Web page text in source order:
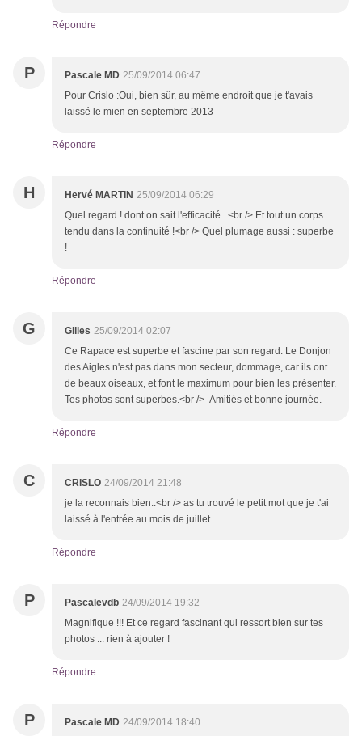
Répondre
P Pascale MD 25/09/2014 06:47
Pour Crislo :Oui, bien sûr, au même endroit que je t'avais
laissé le mien en septembre 2013
Répondre
H Hervé MARTIN 25/09/2014 06:29
Quel regard ! dont on sait l'efficacité...<br /> Et tout un corps
tendu dans la continuité !<br /> Quel plumage aussi : superbe
!
Répondre
G Gilles 25/09/2014 02:07
Ce Rapace est superbe et fascine par son regard. Le Donjon
des Aigles n'est pas dans mon secteur, dommage, car ils ont
de beaux oiseaux, et font le maximum pour bien les présenter.
Tes photos sont superbes.<br /> Amitiés et bonne journée.
Répondre
C CRISLO 24/09/2014 21:48
je la reconnais bien..<br /> as tu trouvé le petit mot que je t'ai
laissé à l'entrée au mois de juillet...
Répondre
P Pascalevdb 24/09/2014 19:32
Magnifique !!! Et ce regard fascinant qui ressort bien sur tes
photos ... rien à ajouter !
Répondre
P Pascale MD 24/09/2014 18:40